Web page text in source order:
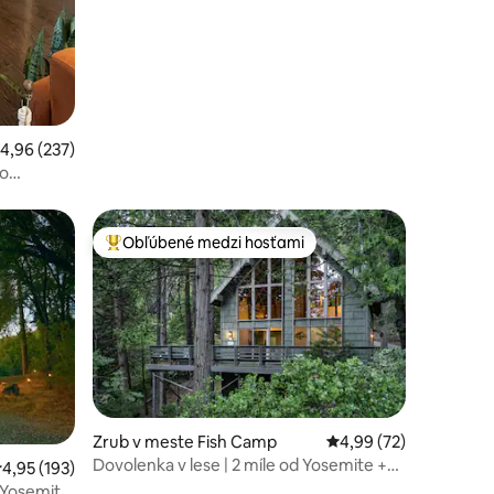
ohodnotenie 4,96 z 5, počet hodnotení: 237
4,96 (237)
ohodnotenie 4,95 z 5, počet hodnotení: 193
4,95 (193)
Najobľúbenejšie medzi hosťami
Obľúbené medzi hosťami
Zrub v meste Fish Camp Priemerné
4,99 (72)
Dovolenka v lese | 2 míle od Yosemite +